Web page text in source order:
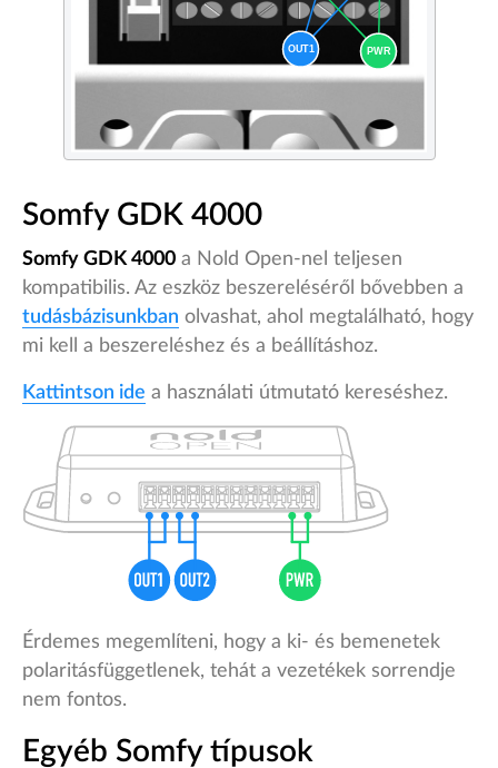
Somfy GDK 4000
Somfy GDK 4000 a Nold Open-nel teljesen
kompatibilis. Az eszköz beszereléséről bővebben a
tudásbázisunkban olvashat, ahol megtalálható, hogy
mi kell a beszereléshez és a beállításhoz.
Kattintson ide a használati útmutató kereséshez.
Érdemes megemlíteni, hogy a ki- és bemenetek
polaritásfüggetlenek, tehát a vezetékek sorrendje
nem fontos.
Egyéb Somfy típusok